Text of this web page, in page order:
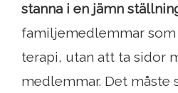
stanna i en jämn
familjemedlemmar som
terapi, utan att ta sidor
medlemmar. Det måste